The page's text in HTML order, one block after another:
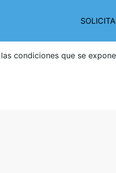
condiciones que se